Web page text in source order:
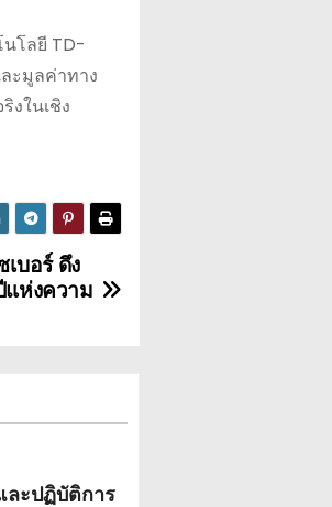
โลยี TD-
ะมูลค่าทาง
ในเชิง
บอร์ ดึง
ห่งความ
ละปฏิบัติการ